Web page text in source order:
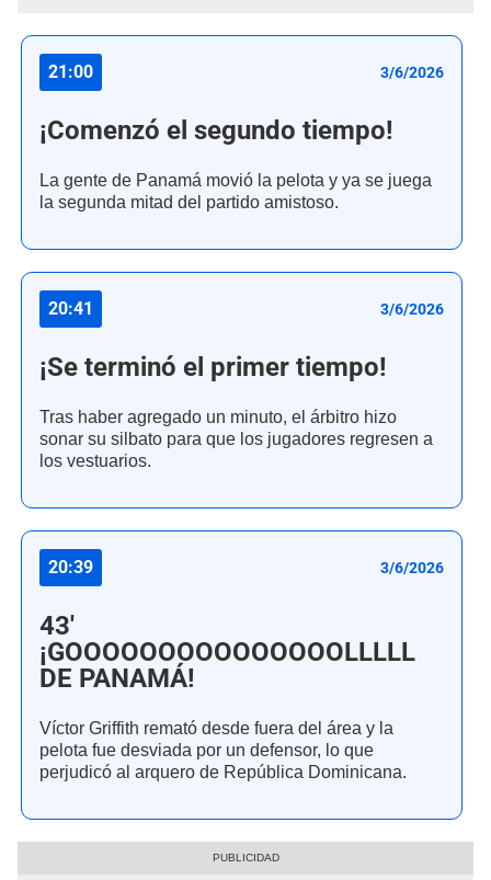
21:00 3/6/2026
¡Comenzó el segundo tiempo!
La gente de Panamá movió la pelota y ya se juega
la segunda mitad del partido amistoso.
20:41 3/6/2026
¡Se terminó el primer tiempo!
Tras haber agregado un minuto, el árbitro hizo
sonar su silbato para que los jugadores regresen a
los vestuarios.
20:39 3/6/2026
43'
¡GOOOOOOOOOOOOOOOLLLLL
DE PANAMÁ!
Víctor Griffith remató desde fuera del área y la
pelota fue desviada por un defensor, lo que
perjudicó al arquero de República Dominicana.